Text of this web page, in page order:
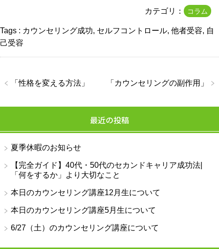
カテゴリ： コラム
Tags : カウンセリング成功, セルフコントロール, 他者受容, 自
己受容
「 カウンセリングの副作用 」
「性格を変える方法」
最近の投稿
夏季休暇のお知らせ
【完全ガイド】40代・50代のセカンドキャリア成功法|
「何をするか」より大切なこと
本日のカウンセリング講座12月生について
本日のカウンセリング講座5月生について
6/27（土）のカウンセリング講座について